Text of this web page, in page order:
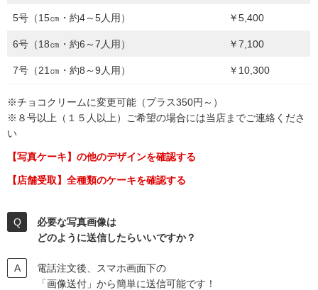
5号（15㎝・約4～5人用） ￥5,400
6号（18㎝・約6～7人用） ￥7,100
7号（21㎝・約8～9人用） ￥10,300
※チョコクリームに変更可能（プラス350円～）
※８号以上（１５人以上）ご希望の場合には当店までご連絡くださ
い
【写真ケーキ】の他のデザインを確認する
【店舗受取】全種類のケーキを確認する
必要な写真画像は
どのように送信したらいいですか？
電話注文後、スマホ画面下の
「画像送付」から簡単に送信可能です！